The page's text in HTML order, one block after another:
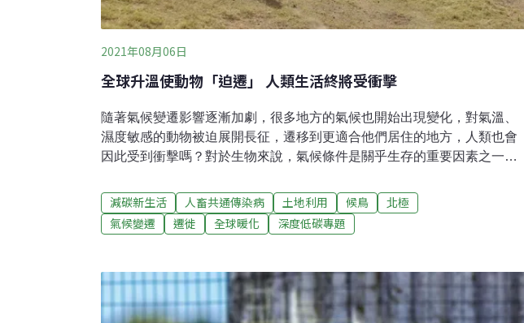
2021年08月06日
全球升溫使動物「迫遷」 人類生活終將受衝擊
隨著氣候變遷影響逐漸加劇，很多地方的氣候也開始出現變化，對氣溫、
濕度敏感的動物被迫展開長征，遷移到更適合他們居住的地方，人類也會
因此受到衝擊嗎？對於生物來說，氣候條件是關乎生存的重要因素之一，
直以來的狀態，這迫使許多在一地生存已久的生物也必須跟著改變自己原
本的習慣。事實上，已有多個研究發現：降水、溫度的改變會連帶影響植
被、水文、冬季嚴寒程度、旱災與野火頻率，以及造成外來生物移入，乃
做出調整，且這個現象遍佈全世界，其中又以北極地區最為明顯。舉例來
說，美國的奧杜邦學會（Aubudon Society）觀察1965年到2013年間、北
美305種會隨季節遷移的鳥類之後發現，隨著時間推移，這些候鳥在冬季移
減碳新生活 人畜共通傳染病 土地利用 候鳥
北極
氣候變遷
遷徙 全球暖化 深度低碳專題